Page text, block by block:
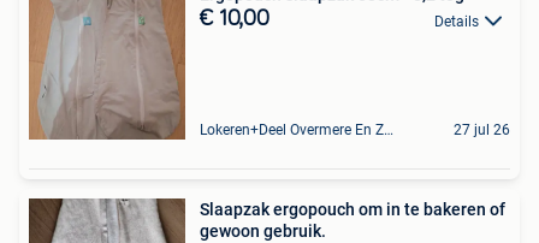
€ 10,00 Details
Lokeren+Deel Overmere En Zele 27 jul 26
Slaapzak ergopouch om in te bakeren of
gewoon gebruik.